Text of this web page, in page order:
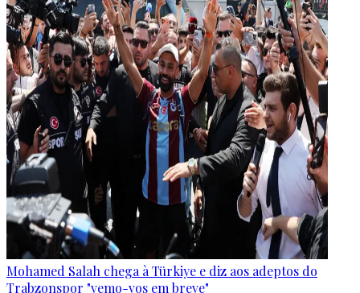
Mohamed Salah chega à Türkiye e diz aos adeptos do
Trabzonspor "vemo-vos em breve"